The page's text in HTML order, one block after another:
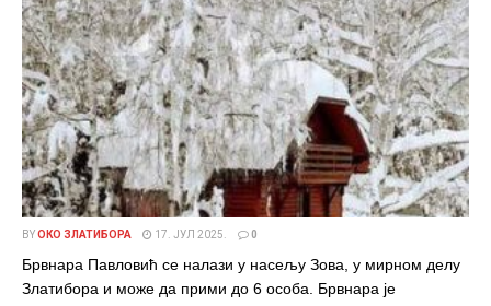
BYОКО ЗЛАТИБОРА 17. ЈУЛ 2025. 0
Брвнара Павловић се налази у насељу Зова, у мирном делу
Златибора и може да прими до 6 особа. Брвнара је